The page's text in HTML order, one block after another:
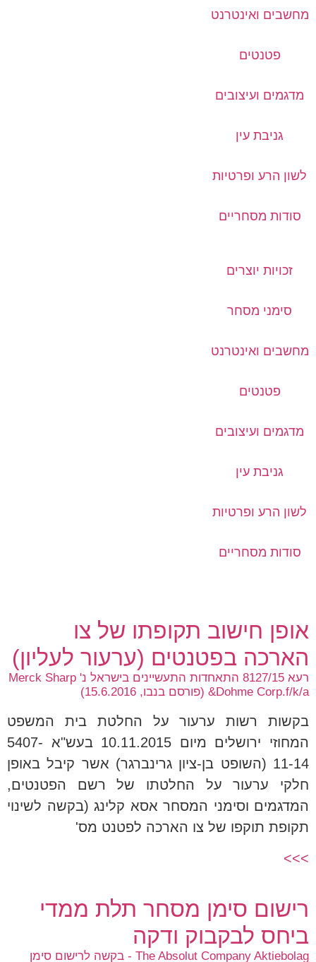
מחשבים ואינטרנט
פטנטים
מדגמים ועיצובים
גניבת עין
לשון הרע ופרטיות
סודות מסחריים
זכויות יוצרים
סימני מסחר
מחשבים ואינטרנט
פטנטים
מדגמים ועיצובים
גניבת עין
לשון הרע ופרטיות
סודות מסחריים
אופן חישוב תקופתו של צו
הארכה בפטנטים (ערעור לעליון)
רעא 8127/15 התאחדות התעשיינים בישראל נ' Merck Sharp
&Dohme Corp.f/k/a (פורסם בנבו, 15.6.2016)
בקשות רשות ערעור על החלטת בית המשפט
המחוזי ירושלים מיום 10.11.2015 בעש"א 5407-
11-14 (השופט בן-ציון גרינברגר) אשר קיבל באופן
חלקי ערעור על החלטתו של רשם הפטנטים,
המדגמים וסימני המסחר אסא קלינג (בקשה לשינוי
תקופת תוקפו של צו הארכה לפטנט מס'
>>>
רישום סימן מסחר תלת ממדי
ביחס לבקבוק ודקה
The Absolut Company Aktiebolag - בקשה לרישום סימן